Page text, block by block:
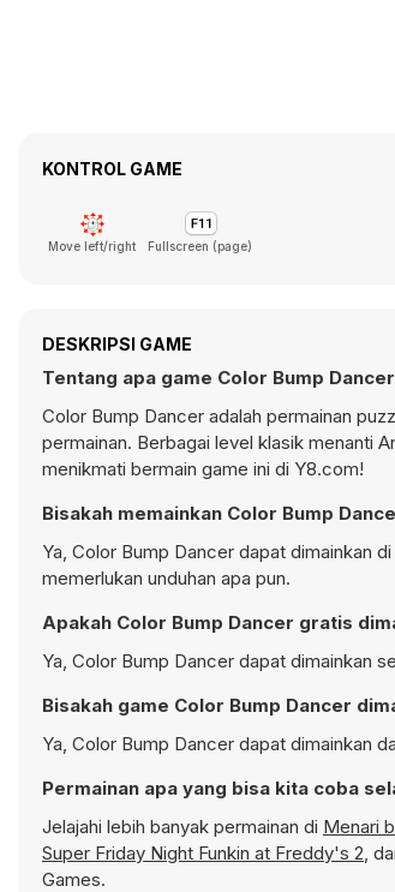
KONTROL GAME
Move left/right Fullscreen (page)
DESKRIPSI GAME
Tentang apa game Color Bump
Color Bump Dancer adalah permainan
permainan. Berbagai level klasik menanti
menikmati bermain game ini di Y8.com!
Bisakah memainkan Color Bump
Ya, Color Bump Dancer dapat dimainkan
memerlukan unduhan apa pun.
Apakah Color Bump Dancer gratis
Ya, Color Bump Dancer dapat dimainkan
Bisakah game Color Bump Dancer
Ya, Color Bump Dancer dapat dimainkan
Permainan apa yang bisa kita coba
Jelajahi lebih banyak permainan di Menari
Super Friday Night Funkin at Freddy's 2,
Games.